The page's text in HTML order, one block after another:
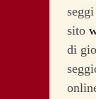
sito
di